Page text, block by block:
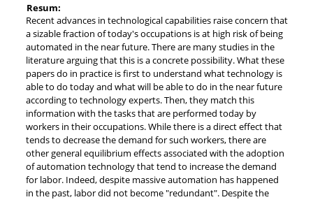
Resum:
Recent advances in technological capabilities raise concern that
a sizable fraction of today's occupations is at high risk of being
automated in the near future. There are many studies in the
literature arguing that this is a concrete possibility. What these
papers do in practice is first to understand what technology is
able to do today and what will be able to do in the near future
according to technology experts. Then, they match this
information with the tasks that are performed today by
workers in their occupations. While there is a direct effect that
tends to decrease the demand for such workers, there are
other general equilibrium effects associated with the adoption
of automation technology that tend to increase the demand
for labor. Indeed, despite massive automation has happened
in the past, labor did not become "redundant". Despite the